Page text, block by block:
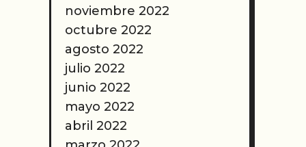
noviembre 2022
octubre 2022
agosto 2022
julio 2022
junio 2022
mayo 2022
abril 2022